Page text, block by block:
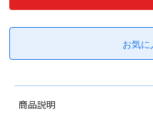
商品説明